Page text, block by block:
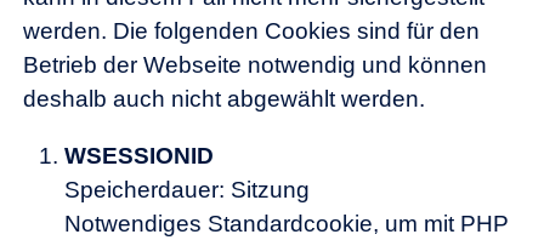
werden. Die folgenden Cookies sind für den
Betrieb der Webseite notwendig und können
deshalb auch nicht abgewählt werden.
WSESSIONID
Speicherdauer: Sitzung
Notwendiges Standardcookie, um mit PHP